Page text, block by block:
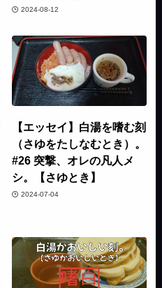
2024-08-12
【エッセイ】白湯を嗜む刻
（さゆをたしなむとき）。
#26 突撃、オレの凡人メ
シ。【さゆとき】
2024-07-04